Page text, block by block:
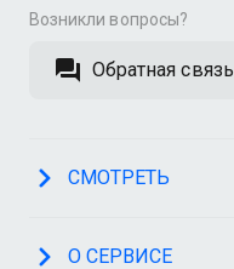
Возникли вопросы?
Обратная связь
СМОТРЕТЬ
О СЕРВИСЕ